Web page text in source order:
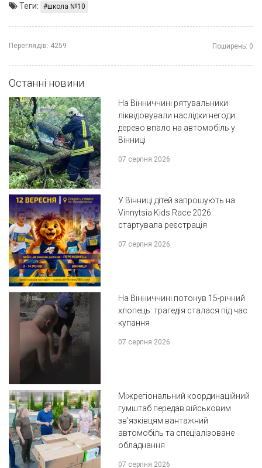
Теги: школа №10
Переглядів: 4259 Поширень: 0
Останні новини
На Вінниччині рятувальники
ліквідовували наслідки негоди:
дерево впало на автомобіль у
Вінниці
07 серпня 2026
У Вінниці дітей запрошують на
Vinnytsia Kids Race 2026:
стартувала реєстрація
07 серпня 2026
На Вінниччині потонув 15-річний
хлопець: трагедія сталася під час
купання
07 серпня 2026
Міжрегіональний координаційний
гумштаб передав військовим
зв’язківцям вантажний
автомобіль та спеціалізоване
обладнання
07 серпня 2026